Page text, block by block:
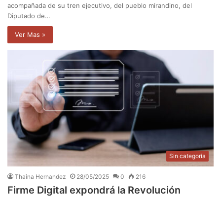
acompañada de su tren ejecutivo, del pueblo mirandino, del
Diputado de…
Ver Mas »
Sin categoría
Thaina Hernandez 28/05/2025 0 216
Firme Digital expondrá la Revolución